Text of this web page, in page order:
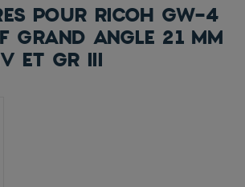
POUR RICOH GW-4
GRAND ANGLE 21 MM
ET GR III